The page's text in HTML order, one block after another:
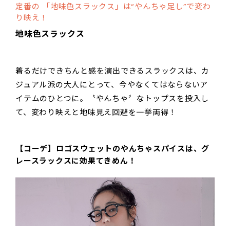
定番の 「地味色スラックス」は“やんちゃ足し”で変わ
り映え！
地味色スラックス
着るだけできちんと感を演出できるスラックスは、カ
ジュアル派の大人にとって、今やなくてはならないア
イテムのひとつに。〝やんちゃ〞なトップスを投入し
て、変わり映えと地味見え回避を一挙両得！
【コーデ】ロゴスウェットのやんちゃスパイスは、グ
レースラックスに効果てきめん！